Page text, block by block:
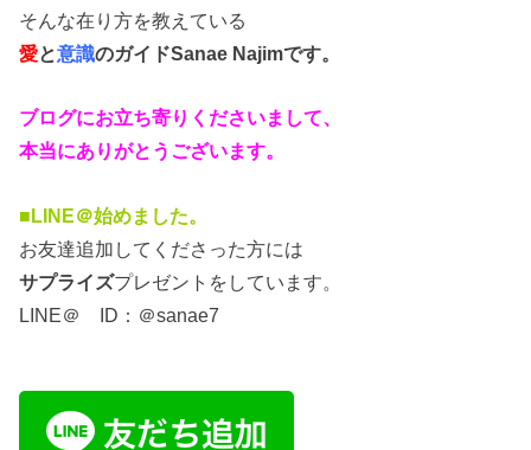
そんな在り方を教えている
愛と意識のガイドSanae Najimです。
ブログにお立ち寄りくださいまして、
本当にありがとうございます。
■LINE＠始めました。
お友達追加してくださった方には
サプライズプレゼントをしています。
LINE＠ ID：＠sanae7